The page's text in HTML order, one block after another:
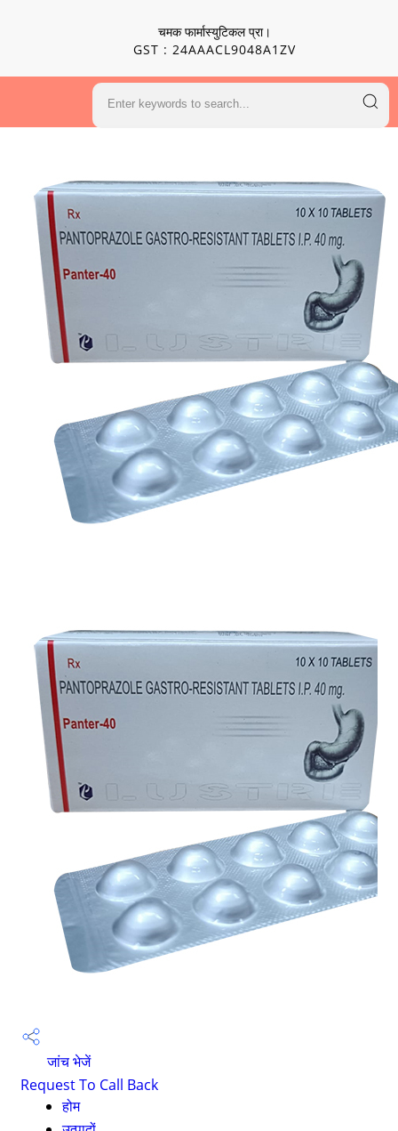
चमक फार्मास्युटिकल प्रा।
GST : 24AAACL9048A1ZV
जांच भेजें
Request To Call Back
होम